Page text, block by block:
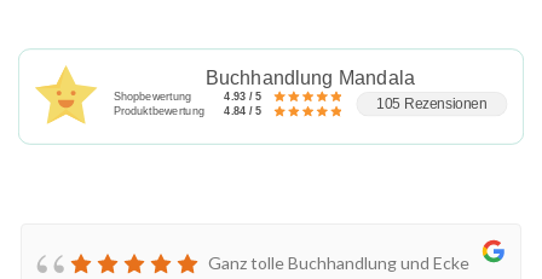
Buchhandlung Mandala
Shopbewertung 4.93 / 5
Produktbewertung 4.84 / 5 105 Rezensionen
Ganz tolle Buchhandlung und Ecke